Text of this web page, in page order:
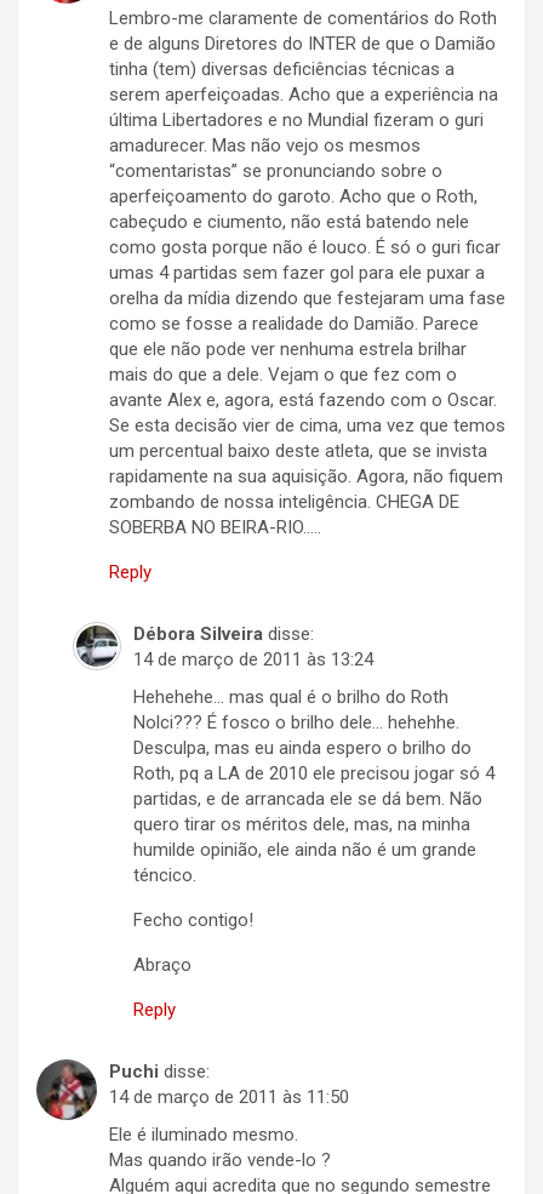
Lembro-me claramente de comentários do Roth
e de alguns Diretores do INTER de que o Damião
tinha (tem) diversas deficiências técnicas a
serem aperfeiçoadas. Acho que a experiência na
última Libertadores e no Mundial fizeram o guri
amadurecer. Mas não vejo os mesmos
“comentaristas” se pronunciando sobre o
aperfeiçoamento do garoto. Acho que o Roth,
cabeçudo e ciumento, não está batendo nele
como gosta porque não é louco. É só o guri ficar
umas 4 partidas sem fazer gol para ele puxar a
orelha da mídia dizendo que festejaram uma fase
como se fosse a realidade do Damião. Parece
que ele não pode ver nenhuma estrela brilhar
mais do que a dele. Vejam o que fez com o
avante Alex e, agora, está fazendo com o Oscar.
Se esta decisão vier de cima, uma vez que temos
um percentual baixo deste atleta, que se invista
rapidamente na sua aquisição. Agora, não fiquem
zombando de nossa inteligência. CHEGA DE
SOBERBA NO BEIRA-RIO…..
Reply
Débora Silveira disse:
14 de março de 2011 às 13:24
Hehehehe… mas qual é o brilho do Roth
Nolci??? É fosco o brilho dele… hehehhe.
Desculpa, mas eu ainda espero o brilho do
Roth, pq a LA de 2010 ele precisou jogar só 4
partidas, e de arrancada ele se dá bem. Não
quero tirar os méritos dele, mas, na minha
humilde opinião, ele ainda não é um grande
téncico.
Fecho contigo!
Abraço
Reply
Puchi disse:
14 de março de 2011 às 11:50
Ele é iluminado mesmo.
Mas quando irão vende-lo ?
Alguém aqui acredita que no segundo semestre